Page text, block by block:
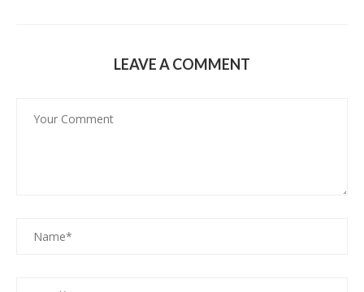
LEAVE A COMMENT